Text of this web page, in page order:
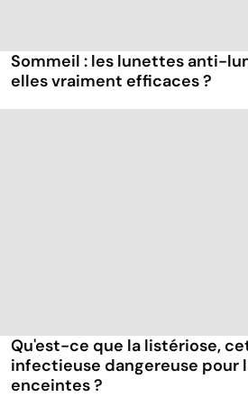
Sommeil : les lunettes anti-
elles vraiment efficaces ?
Qu'est-ce que la listériose,
infectieuse dangereuse pour
enceintes ?